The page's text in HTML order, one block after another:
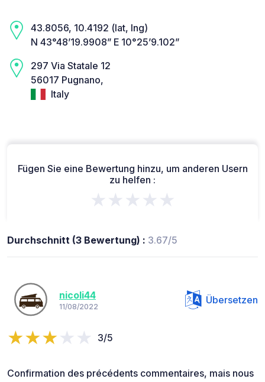
43.8056, 10.4192 (lat, lng)
N 43°48’19.9908” E 10°25’9.102”
297 Via Statale 12
56017 Pugnano,
Italy
Fügen Sie eine Bewertung hinzu, um anderen Usern
zu helfen :
★★★★★
Durchschnitt (3 Bewertung) : 3.67/5
nicoli44
11/08/2022
Übersetzen
3/5
Confirmation des précédents commentaires, mais nous